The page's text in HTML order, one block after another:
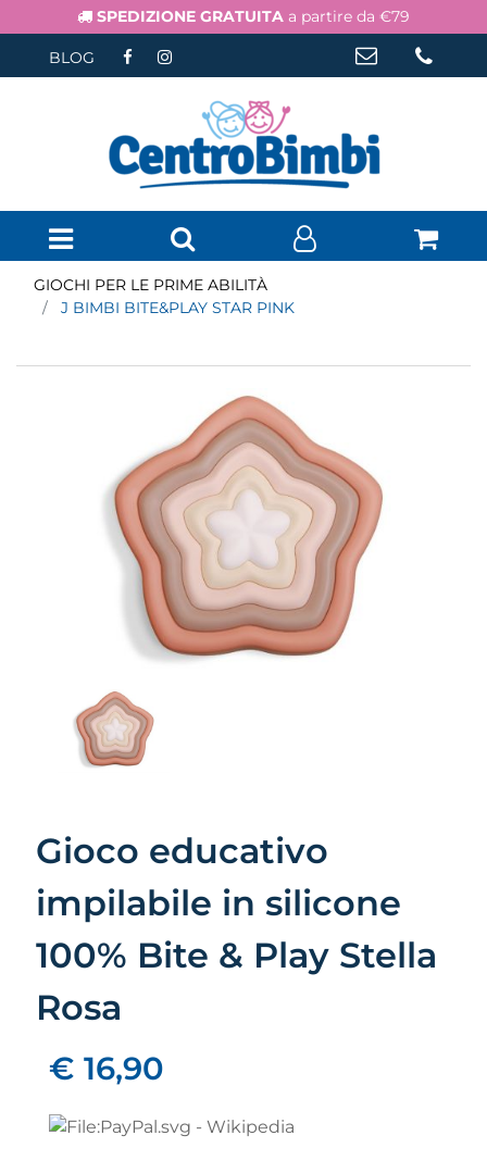
SPEDIZIONE GRATUITA a partire da €79
BLOG
Open menu
GIOCHI PER LE PRIME ABILITÀ
J BIMBI BITE&PLAY STAR PINK
Gioco educativo
impilabile in silicone
100% Bite & Play Stella
Rosa
€ 16,90